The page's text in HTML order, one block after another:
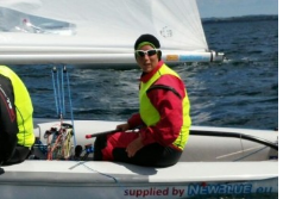
חדר חדשות
המלצות
ניהול מוניטין